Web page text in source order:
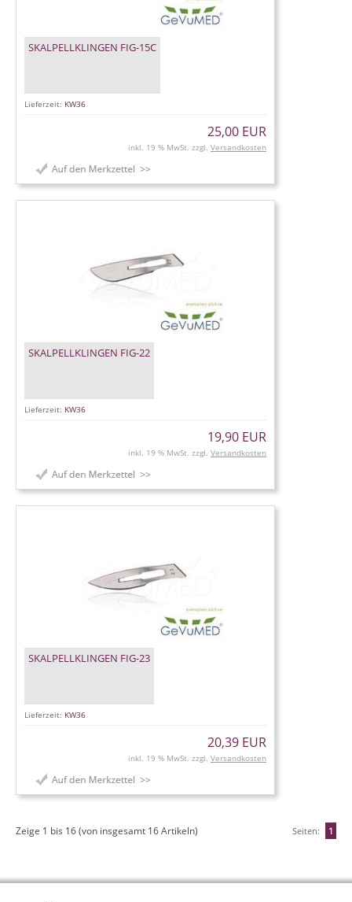
SKALPELLKLINGEN FIG-15C
Lieferzeit: KW36
25,00 EUR
inkl. 19 % MwSt. zzgl. Versandkosten
SKALPELLKLINGEN FIG-22
Lieferzeit: KW36
19,90 EUR
inkl. 19 % MwSt. zzgl. Versandkosten
SKALPELLKLINGEN FIG-23
Lieferzeit: KW36
20,39 EUR
inkl. 19 % MwSt. zzgl. Versandkosten
Zeige 1 bis 16(von insgesamt 16Artikeln) Seiten: 1